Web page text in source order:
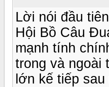
Lời nói đầu
Hội Bồ Câu
mạnh tính
trong và ngoài
lớn kế tiếp sau